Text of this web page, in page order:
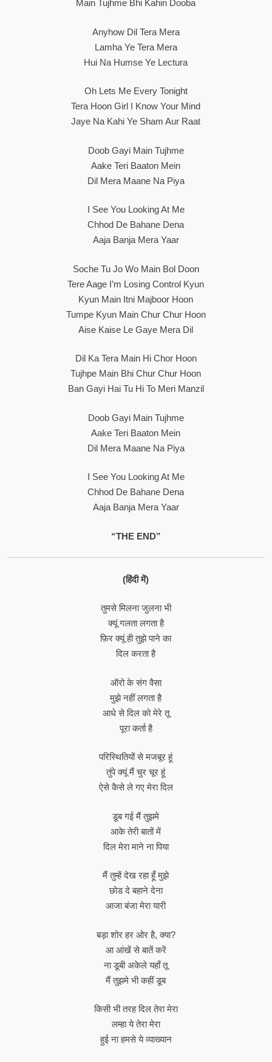
Main Tujhme Bhi Kahin Dooba
Anyhow Dil Tera Mera
Lamha Ye Tera Mera
Hui Na Humse Ye Lectura
Oh Lets Me Every Tonight
Tera Hoon Girl I Know Your Mind
Jaye Na Kahi Ye Sham Aur Raat
Doob Gayi Main Tujhme
Aake Teri Baaton Mein
Dil Mera Maane Na Piya
I See You Looking At Me
Chhod De Bahane Dena
Aaja Banja Mera Yaar
Soche Tu Jo Wo Main Bol Doon
Tere Aage I’m Losing Control Kyun
Kyun Main Itni Majboor Hoon
Tumpe Kyun Main Chur Chur Hoon
Aise Kaise Le Gaye Mera Dil
Dil Ka Tera Main Hi Chor Hoon
Tujhpe Main Bhi Chur Chur Hoon
Ban Gayi Hai Tu Hi To Meri Manzil
Doob Gayi Main Tujhme
Aake Teri Baaton Mein
Dil Mera Maane Na Piya
I See You Looking At Me
Chhod De Bahane Dena
Aaja Banja Mera Yaar
“THE END”
(हिंदी में)
तुमसे मिलना जुलना भी
क्यूं गलता लगता है
फ़िर क्यूं ही तुझे पाने का
दिल करता है
ऑरो के संग वैसा
मुझे नहीं लगता है
आधे से दिल को मेरे तू
पूरा कर्ता है
परिस्थितियों से मजबूर हूं
तुंपे क्यूं मैं चुर चूर हूं
ऐसे कैसे ले गए मेरा दिल
डूब गई मैं तुझमे
आके तेरी बातों में
दिल मेरा माने ना पिया
मैं तुम्हें देख रहा हूँ मुझे
छोड दे बहाने देना
आजा बंजा मेरा यारी
बड़ा शोर हर ओर है, क्या?
आ आंखें से बातें करें
ना डूबी अकेले यहाँ तू
मैं तुझमे भी कहीं डूब
किसी भी तरह दिल तेरा मेरा
लम्हा ये तेरा मेरा
हुई ना हमसे ये व्याख्यान